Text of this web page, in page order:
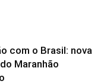
com o Brasil: nova
Maranhão